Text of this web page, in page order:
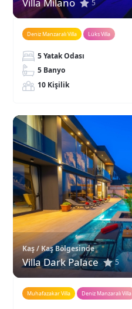
5
Deniz Manzaralı Villa Lüks Villa
5 Yatak Odası
5 Banyo
10 Kişilik
Kaş / Kaş Bölgesinde
Villa Dark Palace 5
Muhafazakar Villa Deniz Manzaralı Villa